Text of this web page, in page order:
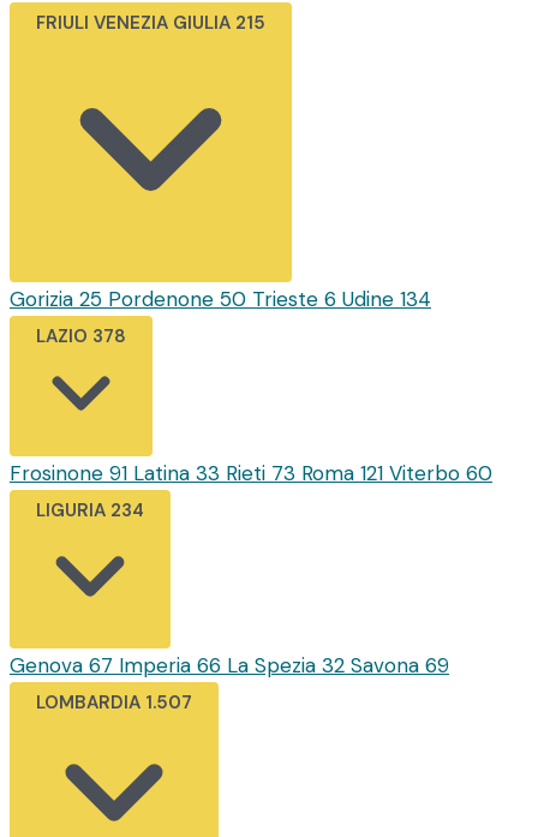
FRIULI VENEZIA GIULIA 215
Gorizia 25 Pordenone 50 Trieste 6 Udine 134
LAZIO 378
Frosinone 91 Latina 33 Rieti 73 Roma 121 Viterbo 60
LIGURIA 234
Genova 67 Imperia 66 La Spezia 32 Savona 69
LOMBARDIA 1.507